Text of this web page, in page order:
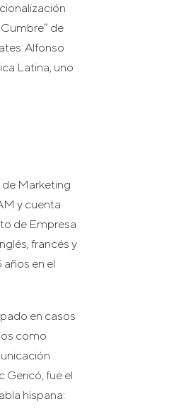
de
Alfonso
Latina, uno
Marketing
y cuenta
de Empresa
francés y
en el
en casos
como
Gericó, fue el
hispana: